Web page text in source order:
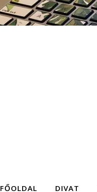
FŐOLDAL DIVAT